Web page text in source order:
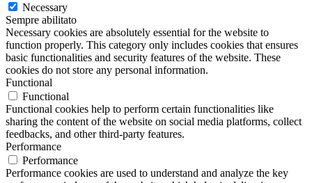
Necessary
Sempre abilitato
Necessary cookies are absolutely essential for the website to
function properly. This category only includes cookies that ensures
basic functionalities and security features of the website. These
cookies do not store any personal information.
Functional
Functional
Functional cookies help to perform certain functionalities like
sharing the content of the website on social media platforms, collect
feedbacks, and other third-party features.
Performance
Performance
Performance cookies are used to understand and analyze the key